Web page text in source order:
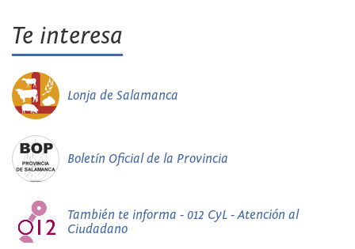
Te interesa
Lonja de Salamanca
Boletín Oficial de la Provincia
También te informa - 012 CyL - Atención al
Ciudadano